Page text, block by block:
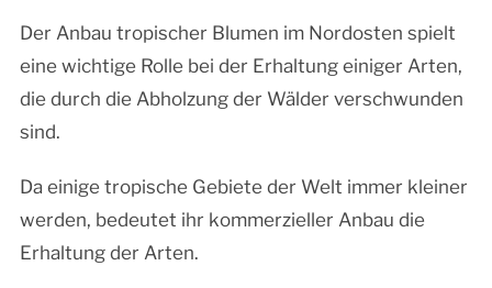
Der Anbau tropischer Blumen im Nordosten spielt
eine wichtige Rolle bei der Erhaltung einiger Arten,
die durch die Abholzung der Wälder verschwunden
sind.
Da einige tropische Gebiete der Welt immer kleiner
werden, bedeutet ihr kommerzieller Anbau die
Erhaltung der Arten.